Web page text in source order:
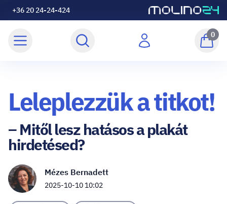
+36 20 24-24-424
0
Leleplezzük a titkot!
– Mitől lesz hatásos a plakát
hirdetésed?
Mézes Bernadett
2025-10-10 10:02